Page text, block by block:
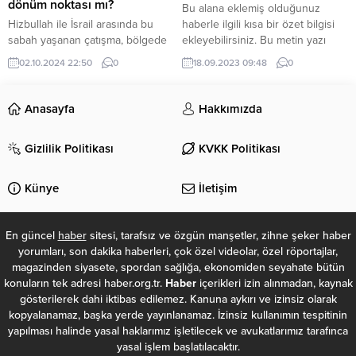
olan Manfri...
dönüm noktası mı?
Hizbullah ile İsrail arasında bu
sabah yaşanan çatışma, bölgede
uzun süredir devam eden
gerilimin son halkası olarak dikkat
kaynakların verdiği bilgilere göre,
İsrail’in Egoz birliğine bağlı özel
Hizbullah’a ait bir binaya yönelik
Hizbullah bu saldırıyı püskürterek
İsrail’e ağır kayıplar verdirdi....
02.10.2024 22:50 0
Bu alana eklemiş olduğunuz
haberle ilgili kısa bir özet bilgisi
ekleyebilirsiniz. Bu metin yazı
düzenleme sayfasında “Özet”
bölümünden eklenebilir. Özet
olarak bu şekilde gösterilir,
eklenmemişse bu alan boş kalır.
18.09.2023 09:48 0
Anasayfa Hakkımızda
Gizlilik Politikası KVKK Politikası
Künye İletişim
En güncel habersitesi, tarafsız ve özgün manşetler, zihne şeker haber
yorumları, son dakika haberleri, çok özel videolar, özel röportajlar,
magazinden siyasete, spordan sağlığa, ekonomiden seyahate bütün
konuların tek adresi haber.org.tr. Haberiçerikleri izin alınmadan, kaynak
gösterilerek dahi iktibas edilemez. Kanuna aykırı ve izinsiz olarak
kopyalanamaz, başka yerde yayınlanamaz. İzinsiz kullanımın tespitinin
yapılması halinde yasal haklarımız işletilecek ve avukatlarımız tarafınca
yasal işlem başlatılacaktır.